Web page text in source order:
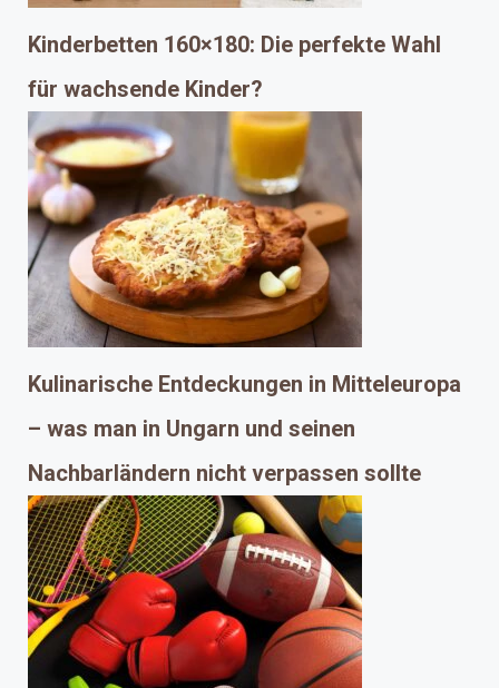
Kinderbetten 160×180: Die perfekte Wahl
für wachsende Kinder?
Kulinarische Entdeckungen in Mitteleuropa
– was man in Ungarn und seinen
Nachbarländern nicht verpassen sollte